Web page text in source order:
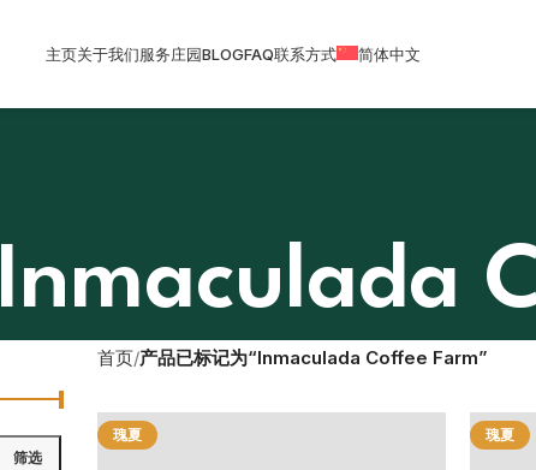
主页关于我们服务庄园BLOGFAQ联系方式 简体中文
Inmaculada
筛选
首页 产品已标记为“Inmaculada Coffee Farm”
瑰夏 瑰夏